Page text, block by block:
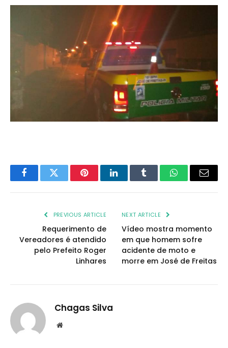
FacebookTwitter PinterestLinkedInTumblr WhatsAppEmail
PREVIOUS ARTICLE
Requerimento de
Vereadores é atendido
pelo Prefeito Roger
Linhares
NEXT ARTICLE
Vídeo mostra momento
em que homem sofre
acidente de moto e
morre em José de Freitas
Chagas Silva
Website